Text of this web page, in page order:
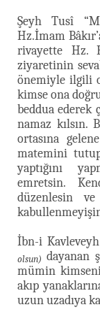
Şeyh Tusî
Hz.İmam
rivayette Hz.
ziyaretinin
önemiyle ilgili
kimse ona
beddua ederek
namaz kılsın.
ortasına
matemini
yaptığını
emretsin.
düzenlesin ve
İbn-i
olsun) dayanan
mümin
akıp
uzun uzadıya